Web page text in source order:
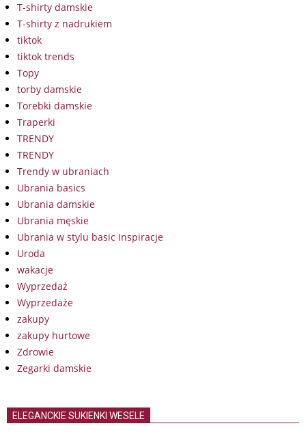
T-shirty damskie
T-shirty z nadrukiem
tiktok
tiktok trends
Topy
torby damskie
Torebki damskie
Traperki
TRENDY
TRENDY
Trendy w ubraniach
Ubrania basics
Ubrania damskie
Ubrania męskie
Ubrania w stylu basic Inspiracje
Uroda
wakacje
Wyprzedaż
Wyprzedaże
zakupy
zakupy hurtowe
Zdrowie
Zegarki damskie
ELEGANCKIE SUKIENKI WESELE